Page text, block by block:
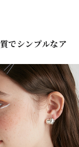
でシンプルなア